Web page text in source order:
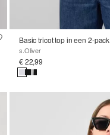
Basic tricot top in een 2-pack
s.Oliver
€ 22,99